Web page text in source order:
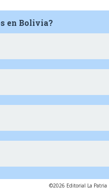
en Bolivia?
©2026 Editorial La Patria